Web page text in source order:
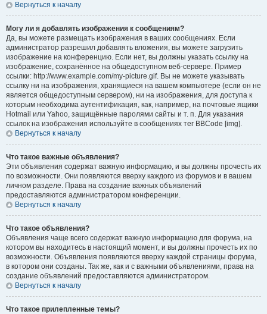
Вернуться к началу
Могу ли я добавлять изображения к сообщениям?
Да, вы можете размещать изображения в ваших сообщениях. Если
администратор разрешил добавлять вложения, вы можете загрузить
изображение на конференцию. Если нет, вы должны указать ссылку на
изображение, сохранённое на общедоступном веб-сервере. Пример
ссылки: http://www.example.com/my-picture.gif. Вы не можете указывать
ссылку ни на изображения, хранящиеся на вашем компьютере (если он не
является общедоступным сервером), ни на изображения, для доступа к
которым необходима аутентификация, как, например, на почтовые ящики
Hotmail или Yahoo, защищённые паролями сайты и т. п. Для указания
ссылок на изображения используйте в сообщениях тег BBCode [img].
Вернуться к началу
Что такое важные объявления?
Эти объявления содержат важную информацию, и вы должны прочесть их
по возможности. Они появляются вверху каждого из форумов и в вашем
личном разделе. Права на создание важных объявлений
предоставляются администратором конференции.
Вернуться к началу
Что такое объявления?
Объявления чаще всего содержат важную информацию для форума, на
котором вы находитесь в настоящий момент, и вы должны прочесть их по
возможности. Объявления появляются вверху каждой страницы форума,
в котором они созданы. Так же, как и с важными объявлениями, права на
создание объявлений предоставляются администратором.
Вернуться к началу
Что такое прилепленные темы?